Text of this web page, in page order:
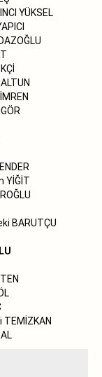
YÜKSEL
YİĞİT
BARUTÇU